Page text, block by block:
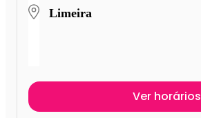
Limeira
Ver horários